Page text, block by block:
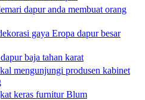
dapur anda membuat orang
gaya Eropa dapur besar
baja tahan karat
mengunjungi produsen kabinet
keras furnitur Blum